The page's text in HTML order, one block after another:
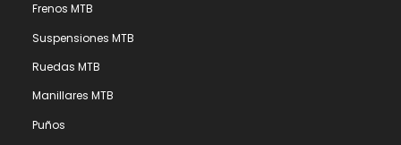
Frenos MTB
Suspensiones MTB
Ruedas MTB
Manillares MTB
Puños